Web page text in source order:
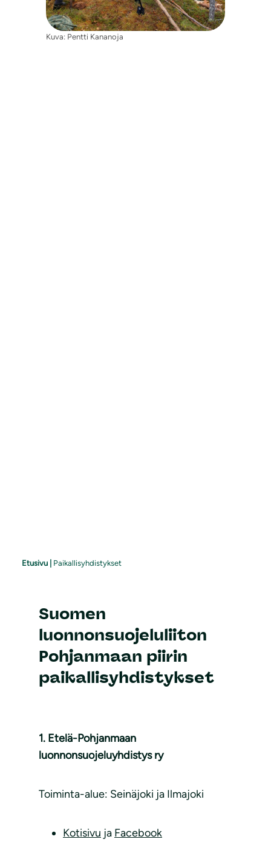
Kuva: Pentti Kananoja
Etusivu Paikallisyhdistykset
Suomen
luonnonsuojeluliiton
Pohjanmaan piirin
paikallisyhdistykset
1. Etelä-Pohjanmaan
luonnonsuojeluyhdistys ry
Toiminta-alue: Seinäjoki ja Ilmajoki
Kotisivu ja Facebook